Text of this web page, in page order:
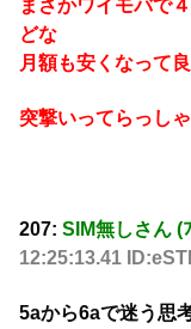
まさかワイモバで
どな
月額も安くなって
突撃いってらっし
207: SIM無しさん (
12:25:13.41
5aから6aで迷う思